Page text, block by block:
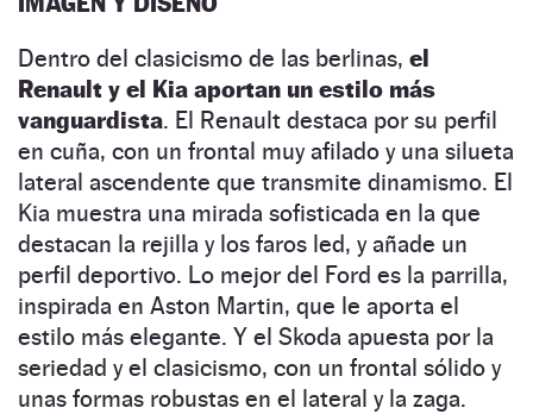
Dentro del clasicismo de las berlinas, el
Renault y el Kia aportan un estilo más
vanguardista. El Renault destaca por su perfil
en cuña, con un frontal muy afilado y una silueta
lateral ascendente que transmite dinamismo. El
Kia muestra una mirada sofisticada en la que
destacan la rejilla y los faros led, y añade un
perfil deportivo. Lo mejor del Ford es la parrilla,
inspirada en Aston Martin, que le aporta el
estilo más elegante. Y el Skoda apuesta por la
seriedad y el clasicismo, con un frontal sólido y
unas formas robustas en el lateral y la zaga.